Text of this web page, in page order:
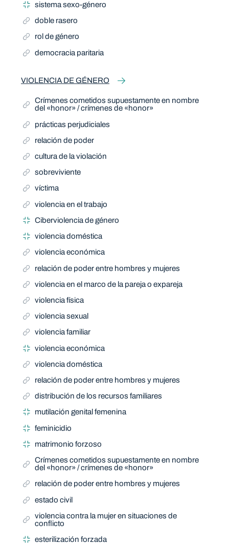
sistema sexo-género
doble rasero
rol de género
democracia paritaria
VIOLENCIA DE GÉNERO
Crímenes cometidos supuestamente en nombre
del «honor» / crímenes de «honor»
prácticas perjudiciales
relación de poder
cultura de la violación
sobreviviente
víctima
violencia en el trabajo
Ciberviolencia de género
violencia doméstica
violencia económica
relación de poder entre hombres y mujeres
violencia en el marco de la pareja o expareja
violencia física
violencia sexual
violencia familiar
violencia económica
violencia doméstica
relación de poder entre hombres y mujeres
distribución de los recursos familiares
mutilación genital femenina
feminicidio
matrimonio forzoso
Crímenes cometidos supuestamente en nombre
del «honor» / crímenes de «honor»
relación de poder entre hombres y mujeres
estado civil
violencia contra la mujer en situaciones de
conflicto
esterilización forzada